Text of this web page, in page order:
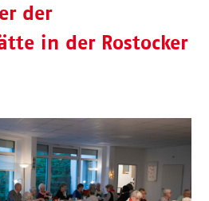
der
in der Rostocker